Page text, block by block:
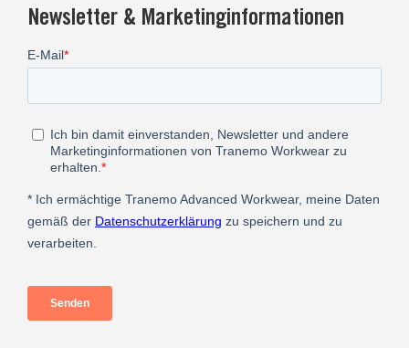
Newsletter & Marketinginformationen